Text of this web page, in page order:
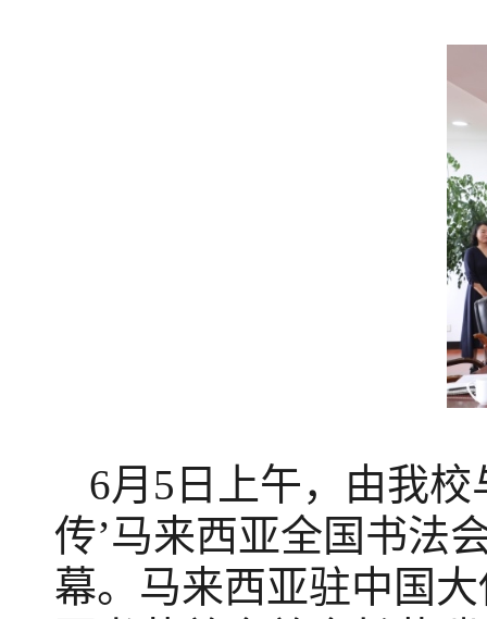
6月5日上午， 由我校
传’马来西亚全国书法
幕。马来西亚驻中国